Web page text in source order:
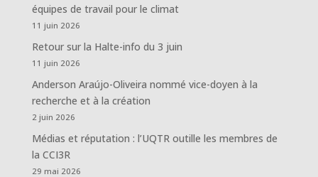
équipes de travail pour le climat
11 juin 2026
Retour sur la Halte-info du 3 juin
11 juin 2026
Anderson Araújo-Oliveira nommé vice-doyen à la
recherche et à la création
2 juin 2026
Médias et réputation : l’UQTR outille les membres de
la CCI3R
29 mai 2026